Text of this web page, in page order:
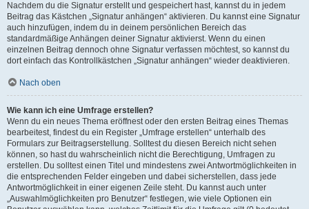
Nachdem du die Signatur erstellt und gespeichert hast, kannst du in jedem
Beitrag das Kästchen „Signatur anhängen“ aktivieren. Du kannst eine Signatur
auch hinzufügen, indem du in deinem persönlichen Bereich das
standardmäßige Anhängen deiner Signatur aktivierst. Wenn du einen
einzelnen Beitrag dennoch ohne Signatur verfassen möchtest, so kannst du
dort einfach das Kontrollkästchen „Signatur anhängen“ wieder deaktivieren.
Nach oben
Wie kann ich eine Umfrage erstellen?
Wenn du ein neues Thema eröffnest oder den ersten Beitrag eines Themas
bearbeitest, findest du ein Register „Umfrage erstellen“ unterhalb des
Formulars zur Beitragserstellung. Solltest du diesen Bereich nicht sehen
können, so hast du wahrscheinlich nicht die Berechtigung, Umfragen zu
erstellen. Du solltest einen Titel und mindestens zwei Antwortmöglichkeiten in
die entsprechenden Felder eingeben und dabei sicherstellen, dass jede
Antwortmöglichkeit in einer eigenen Zeile steht. Du kannst auch unter
„Auswahlmöglichkeiten pro Benutzer“ festlegen, wie viele Optionen ein